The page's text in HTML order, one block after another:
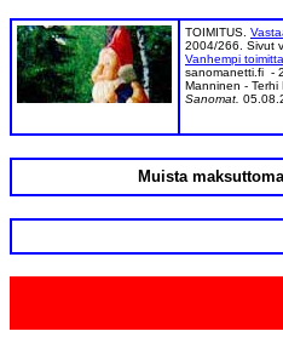
TOIMITUS.
2004/266. Sivut
Vanhempi
sanomanetti.fi -
Manninen - Terhi
Sanomat.
Muista